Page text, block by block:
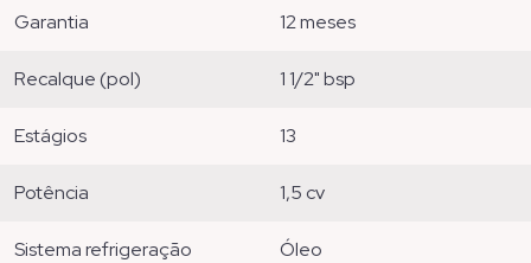
garantia 12 meses
recalque (pol) 1 1/2" bsp
estágios 13
potência 1,5 cv
sistema refrigeração óleo